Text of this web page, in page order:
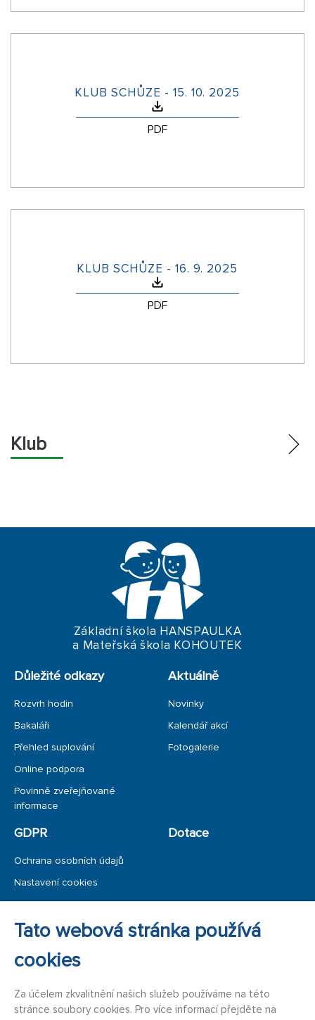
Tato webová stránka používá
cookies
Za účelem zkvalitnění našich služeb používáme na této
stránce soubory cookies. Pro více informací přejděte na
Klub
ŽÁDOST O SOCIÁLNÍ PODPORU
PLATBY A POTVRZENÍ
ŠKOLNÍ ULICE
KLUB SCHŮZE - 15. 10. 2025
PDF
KLUB SCHŮZE - 16. 9. 2025
PDF
Základní škola HANSPAULKA
a Mateřská škola KOHOUTEK
Důležité odkazy
Rozvrh hodin
Bakaláři
Přehled suplování
Online podpora
Povinně zveřejňované
informace
Aktuálně
Novinky
Kalendář akcí
Fotogalerie
GDPR
Ochrana osobních údajů
Nastavení cookies
Ochrana oznamovatele
Dotace
Úřední deska